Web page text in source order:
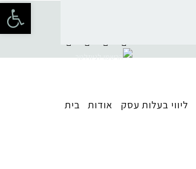
בית אודות ליווי בעלות עסק